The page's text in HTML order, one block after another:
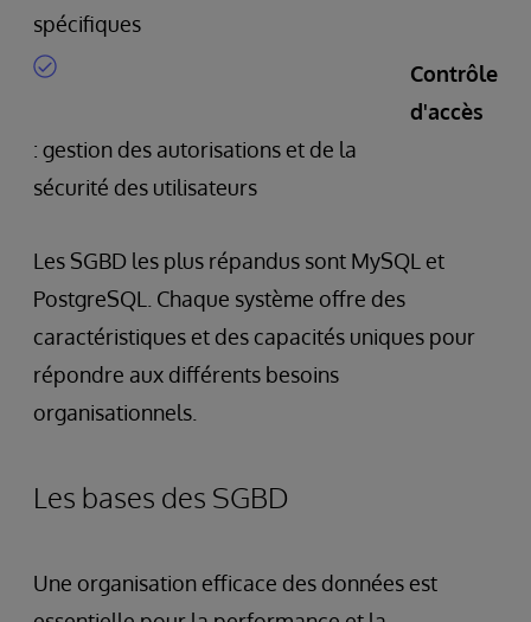
spécifiques
Contrôle
d'accès
: gestion des autorisations et de la
sécurité des utilisateurs
Les SGBD les plus répandus sont MySQL et
PostgreSQL. Chaque système offre des
caractéristiques et des capacités uniques pour
répondre aux différents besoins
organisationnels.
Les bases des SGBD
Une organisation efficace des données est